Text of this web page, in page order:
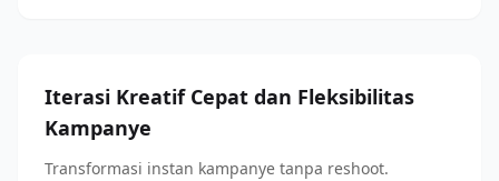
Iterasi Kreatif Cepat dan Fleksibilitas
Kampanye
Transformasi instan kampanye tanpa reshoot.